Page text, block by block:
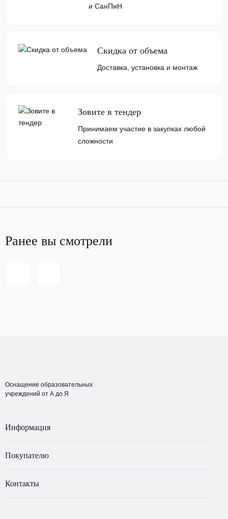
и СанПиН
Скидка от объема
Доставка, установка и монтаж
Зовите в тендер
Принимаем участие в закупках любой
сложности
Ранее вы смотрели
Оснащение образовательных
учреждений от А до Я
Информация
Покупателю
Контакты